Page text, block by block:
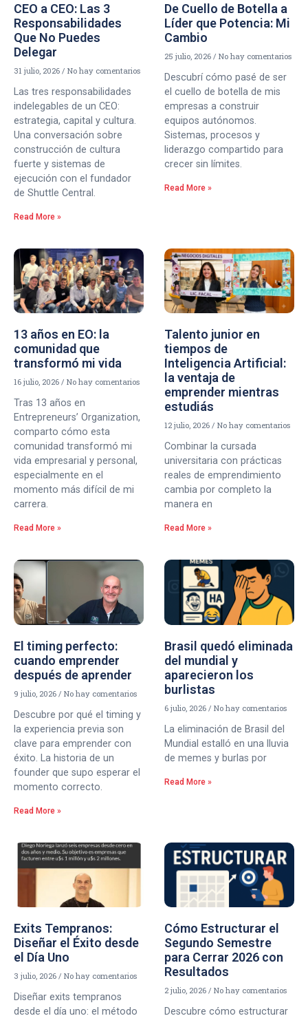
CEO a CEO: Las 3
Responsabilidades
Que No Puedes
Delegar
31 julio, 2026 No hay comentarios
Las tres responsabilidades
indelegables de un CEO:
estrategia, capital y cultura.
Una conversación sobre
construcción de cultura
fuerte y sistemas de
ejecución con el fundador
de Shuttle Central.
Read More »
De Cuello de Botella a
Líder que Potencia: Mi
Cambio
25 julio, 2026 No hay comentarios
Descubrí cómo pasé de ser
el cuello de botella de mis
empresas a construir
equipos autónomos.
Sistemas, procesos y
liderazgo compartido para
crecer sin límites.
Read More »
13 años en EO: la
comunidad que
transformó mi vida
16 julio, 2026 No hay comentarios
Tras 13 años en
Entrepreneurs’ Organization,
comparto cómo esta
comunidad transformó mi
vida empresarial y personal,
especialmente en el
momento más difícil de mi
carrera.
Read More »
Talento junior en
tiempos de
Inteligencia Artificial:
la ventaja de
emprender mientras
estudiás
12 julio, 2026 No hay comentarios
Combinar la cursada
universitaria con prácticas
reales de emprendimiento
cambia por completo la
manera en
Read More »
El timing perfecto:
cuando emprender
después de aprender
9 julio, 2026 No hay comentarios
Descubre por qué el timing y
la experiencia previa son
clave para emprender con
éxito. La historia de un
founder que supo esperar el
momento correcto.
Read More »
Brasil quedó eliminada
del mundial y
aparecieron los
burlistas
6 julio, 2026 No hay comentarios
La eliminación de Brasil del
Mundial estalló en una lluvia
de memes y burlas por
Read More »
Exits Tempranos:
Diseñar el Éxito desde
el Día Uno
3 julio, 2026 No hay comentarios
Diseñar exits tempranos
desde el día uno: el método
Cómo Estructurar el
Segundo Semestre
para Cerrar 2026 con
Resultados
2 julio, 2026 No hay comentarios
Descubre cómo estructurar